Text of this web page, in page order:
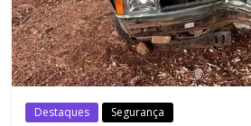
Destaques Segurança